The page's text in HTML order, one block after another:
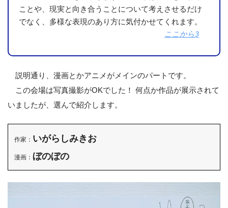
ことや、現実と向き合うことについて考えさせるだけ
でなく、多様な表現のあり方に気付かせてくれます。
ここから3
説明通り、漫画とかアニメがメインのパートです。
この会場は写真撮影がOKでした！ 何点か作品が展示されて
いましたが、選んで紹介します。
作家： いがらしみきお
漫画： ぼのぼの